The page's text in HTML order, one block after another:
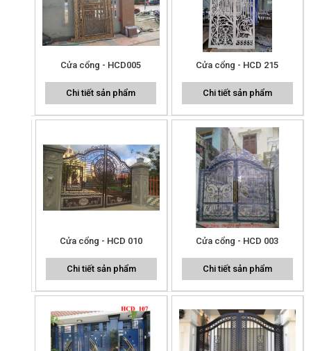
Cửa cổng - HCD005
Chi tiết sản phẩm
Cửa cổng - HCD 215
Chi tiết sản phẩm
Cửa cổng - HCD 010
Chi tiết sản phẩm
Cửa cổng - HCD 003
Chi tiết sản phẩm